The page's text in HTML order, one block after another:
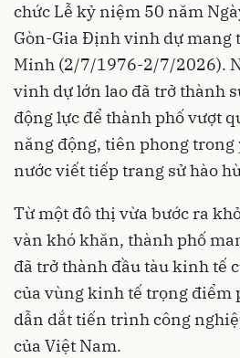
chức Lễ kỷ niệm 50 năm
Gòn-Gia Định vinh dự mang
Minh (2/7/1976-2/7/2026).
vinh dự lớn lao đã trở thành
động lực để thành phố vượt
năng động, tiên phong trong
nước viết tiếp trang sử hào
Từ một đô thị vừa bước ra
vàn khó khăn, thành phố
đã trở thành đầu tàu kinh tế
của vùng kinh tế trọng điểm
dẫn dắt tiến trình công
của Việt Nam.